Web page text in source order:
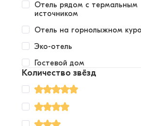
Отель рядом с термальным
источником
Отель на горнолыжном
Эко-отель
Гостевой дом
Количество звёзд